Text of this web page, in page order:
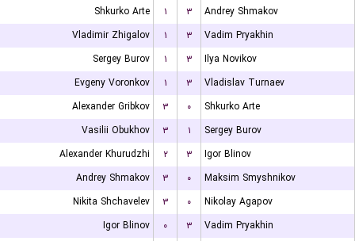
Shkurko Arte
۱ ۳
Andrey Shmakov
Vladimir Zhigalov
۱ ۳
Vadim Pryakhin
Sergey Burov
۱ ۳
Ilya Novikov
Evgeny Voronkov
۱ ۳
Vladislav Turnaev
Alexander Gribkov
۳ ۰
Shkurko Arte
Vasilii Obukhov
۳ ۱
Sergey Burov
Alexander Khurudzhi
۲ ۳
Igor Blinov
Andrey Shmakov
۳ ۰
Maksim Smyshnikov
Nikita Shchavelev
۳ ۰
Nikolay Agapov
Igor Blinov
۰ ۳
Vadim Pryakhin